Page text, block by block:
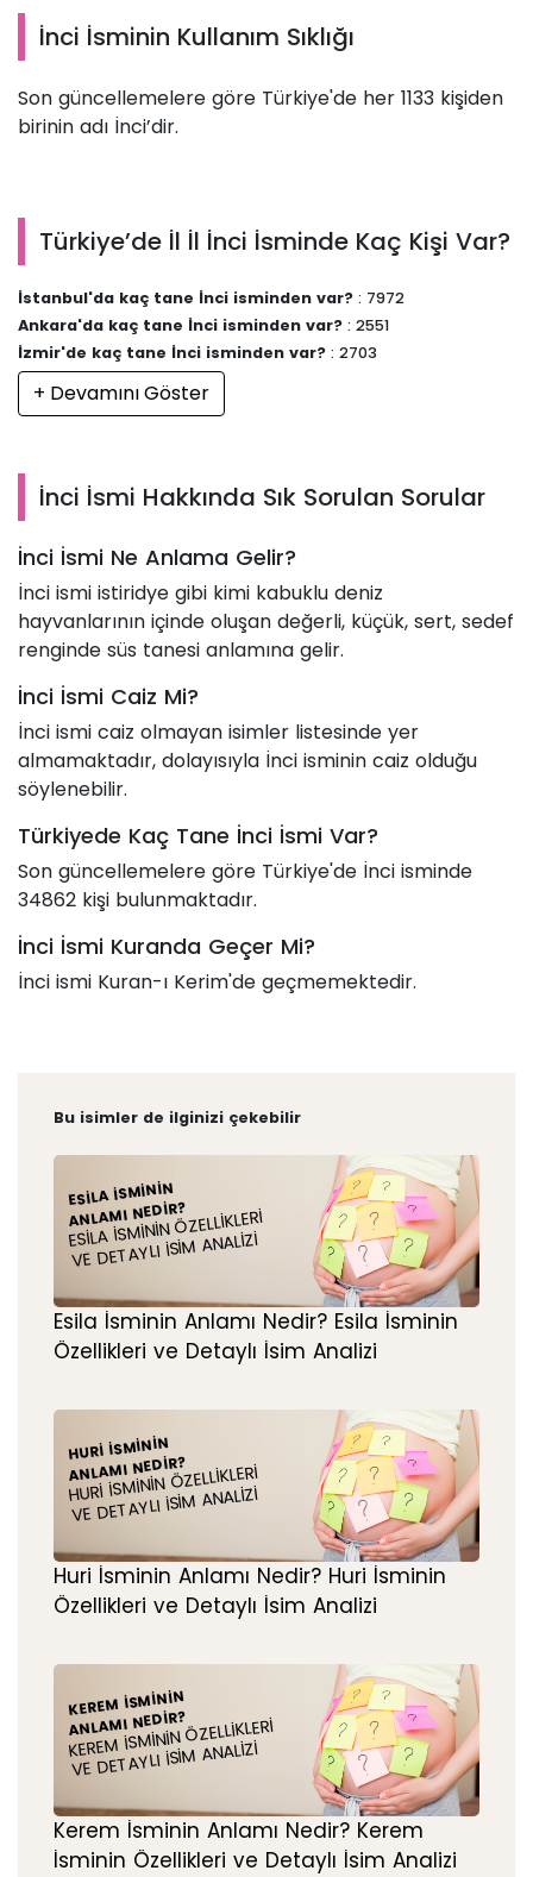
İnci İsminin Kullanım Sıklığı
Son güncellemelere göre Türkiye'de her 1133 kişiden
birinin adı İnci’dir.
Türkiye’de İl İl İnci İsminde Kaç Kişi Var?
İstanbul'da kaç tane İnci isminden var? : 7972
Ankara'da kaç tane İnci isminden var? : 2551
İzmir'de kaç tane İnci isminden var? : 2703
+ Devamını Göster
İnci İsmi Hakkında Sık Sorulan Sorular
İnci İsmi Ne Anlama Gelir?
İnci ismi istiridye gibi kimi kabuklu deniz
hayvanlarının içinde oluşan değerli, küçük, sert, sedef
renginde süs tanesi anlamına gelir.
İnci İsmi Caiz Mi?
İnci ismi caiz olmayan isimler listesinde yer
almamaktadır, dolayısıyla İnci isminin caiz olduğu
söylenebilir.
Türkiyede Kaç Tane İnci İsmi Var?
Son güncellemelere göre Türkiye'de İnci isminde
34862 kişi bulunmaktadır.
İnci İsmi Kuranda Geçer Mi?
İnci ismi Kuran-ı Kerim'de geçmemektedir.
Bu isimler de ilginizi çekebilir
ESILA İSMININ
ANLAMI NEDIR?
ESILA İSMININ ÖZELLIKLERI
VE DETAYLI İSIM ANALIZI
Esila İsminin Anlamı Nedir? Esila İsminin
Özellikleri ve Detaylı İsim Analizi
HURI İSMININ
ANLAMI NEDIR?
HURI İSMININ ÖZELLIKLERI
VE DETAYLI İSIM ANALIZI
Huri İsminin Anlamı Nedir? Huri İsminin
Özellikleri ve Detaylı İsim Analizi
KEREM İSMININ
ANLAMI NEDIR?
KEREM İSMININ ÖZELLIKLERI
VE DETAYLI İSIM ANALIZI
Kerem İsminin Anlamı Nedir? Kerem
İsminin Özellikleri ve Detaylı İsim Analizi